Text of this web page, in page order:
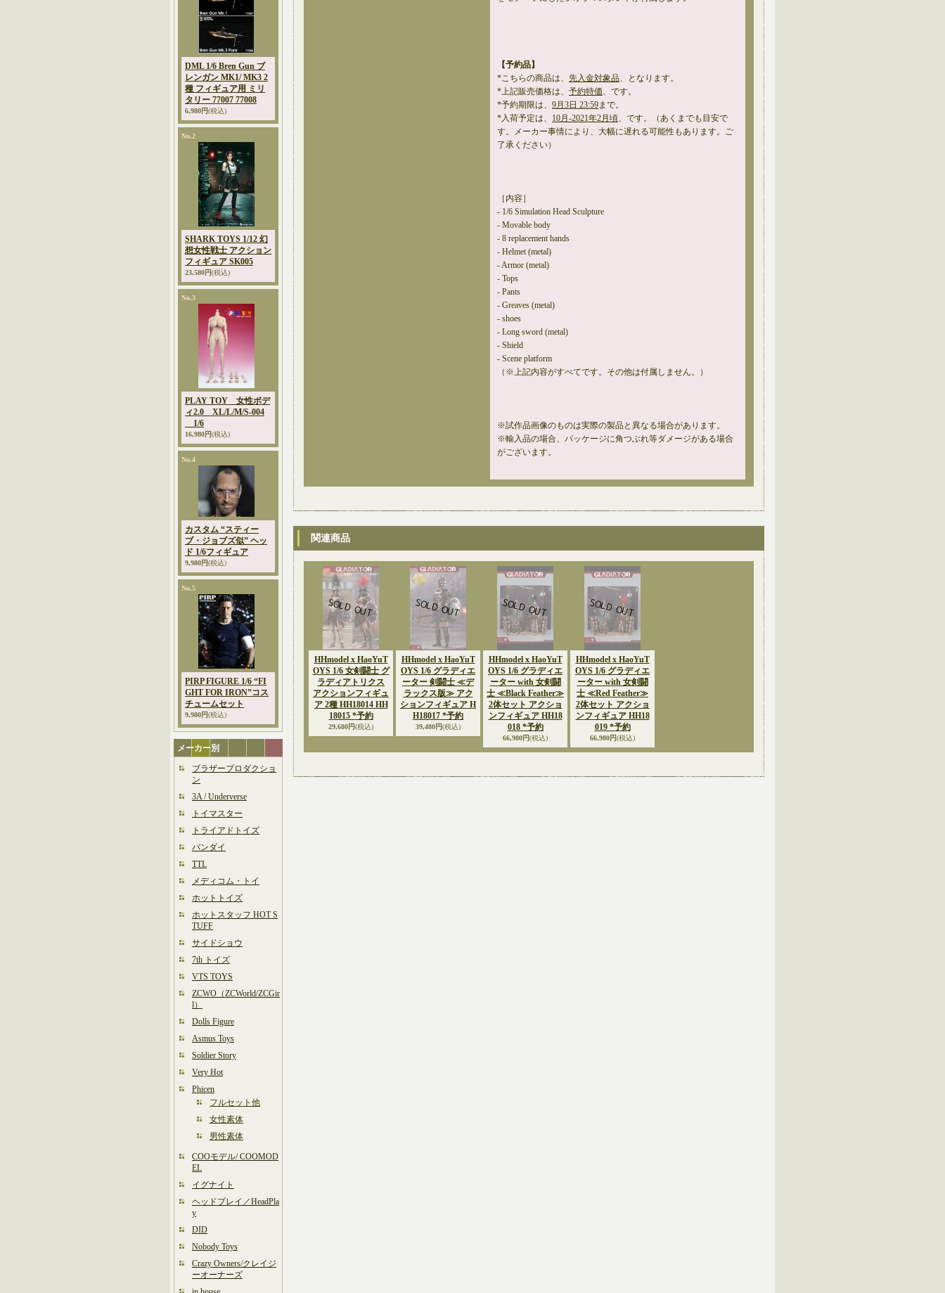
DML 1/6 Bren Gun ブ
レンガン MK1/ MK3 2
種 フィギュア用 ミリ
タリー 77007 77008
6,980円(税込)
No.2
SHARK TOYS 1/12 幻
想女性戦士 アクション
フィギュア SK005
23,580円(税込)
No.3
PLAY TOY 女性ボデ
ィ2.0 XL/L/M/S-004
1/6
16,980円(税込)
No.4
カスタム “スティー
ブ・ジョブズ似” ヘッ
ド 1/6フィギュア
9,980円(税込)
No.5
PIRP FIGURE 1/6 “FI
GHT FOR IRON”コス
チュームセット
9,980円(税込)
メーカー別
ブラザープロダクショ
ン
3A / Underverse
トイマスター
トライアドトイズ
バンダイ
TTL
メディコム・トイ
ホットトイズ
ホットスタッフ HOT S
TUFF
サイドショウ
7th トイズ
VTS TOYS
ZCWO（ZCWorld/ZCGir
l）
Dolls Figure
Asmus Toys
Soldier Story
Very Hot
Phicen
フルセット他
女性素体
男性素体
COOモデル/ COOMOD
EL
イグナイト
ヘッドプレイ／HeadPla
y
DID
Nobody Toys
Crazy Owners/クレイジ
ーオーナーズ
【予約品】
*こちらの商品は、 先入金対象品、となります。
*上記販売価格は、 予約特価、です。
*予約期限は、 9月3日 23:59まで。
*入荷予定は、 10月-2021年2月頃、です。（あくまでも目安で
す。メーカー事情により、大幅に遅れる可能性もあります。ご
了承ください）
［内容］
- 1/6 Simulation Head Sculpture
- Movable body
- 8 replacement hands
- Helmet (metal)
- Armor (metal)
- Tops
- Pants
- Greaves (metal)
- shoes
- Long sword (metal)
- Shield
- Scene platform
（※上記内容がすべてです。その他は付属しません。）
※試作品画像のものは実際の製品と異なる場合があります。
※輸入品の場合、パッケージに角つぶれ等ダメージがある場合
がございます。
関連商品
HHmodel x HaoYuT
OYS 1/6 女剣闘士 グ
ラディアトリクス
アクションフィギュ
ア 2種 HH18014 HH
18015 *予約
29,680円(税込)
HHmodel x HaoYuT
OYS 1/6 グラディエ
ーター 剣闘士 ≪デ
ラックス版≫ アク
ションフィギュア H
H18017 *予約
39,480円(税込)
HHmodel x HaoYuT
OYS 1/6 グラディエ
ーター with 女剣闘
士 ≪Black Feather≫
2体セット アクショ
ンフィギュア HH18
018 *予約
66,980円(税込)
HHmodel x HaoYuT
OYS 1/6 グラディエ
ーター with 女剣闘
士 ≪Red Feather≫
2体セット アクショ
ンフィギュア HH18
019 *予約
66,980円(税込)